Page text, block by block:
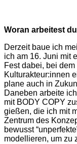
Woran arbeitest
Derzeit baue ich
ich am 16. Juni mit
Fest dabei, bei
Kulturakteur:innen
plane auch in
Daneben arbeite
mit BODY COPY
gießen, die ich mit
Zentrum des
bewusst
modellieren, um zu